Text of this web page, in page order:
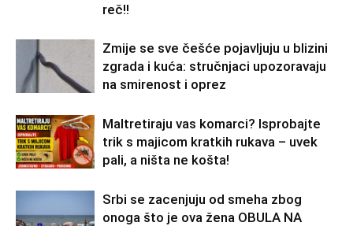
reč!!
Zmije se sve češće pojavljuju u blizini
zgrada i kuća: stručnjaci upozoravaju
na smirenost i oprez
Maltretiraju vas komarci? Isprobajte
trik s majicom kratkih rukava – uvek
pali, a ništa ne košta!
Srbi se zacenjuju od smeha zbog
onoga što je ova žena OBULA NA